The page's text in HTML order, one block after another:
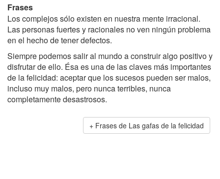
Frases
Los complejos sólo existen en nuestra mente irracional.
Las personas fuertes y racionales no ven ningún problema
en el hecho de tener defectos.
Siempre podemos salir al mundo a construir algo positivo y
disfrutar de ello. Ésa es una de las claves más importantes
de la felicidad: aceptar que los sucesos pueden ser malos,
incluso muy malos, pero nunca terribles, nunca
completamente desastrosos.
Frases de Las gafas de la felicidad